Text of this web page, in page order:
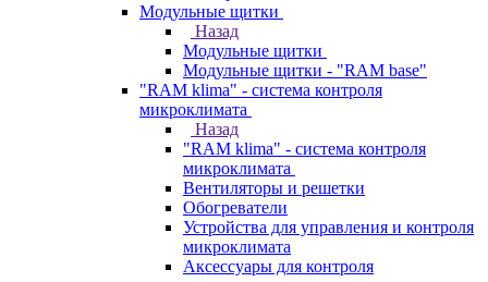
Модульные щитки
Назад
Модульные щитки
Модульные щитки - "RAM base"
"RAM klima" - система контроля
микроклимата
Назад
"RAM klima" - система контроля
микроклимата
Вентиляторы и решетки
Обогреватели
Устройства для управления и контроля
микроклимата
Аксессуары для контроля